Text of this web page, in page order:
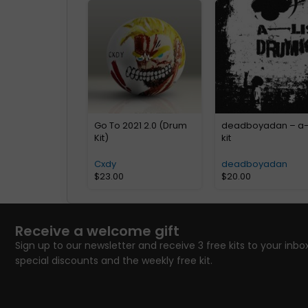
Go To 2021 2.0 (Drum
Kit)
Cxdy
$23.00
deadboyadan –
kit
deadboyadan
$20.00
Receive a welcome gift
Sign up to our newsletter and receive 3 free kits to your
special discounts and the weekly free kit.